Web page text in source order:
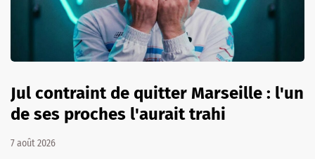
Jul contraint de quitter Marseille : l'un
de ses proches l'aurait trahi
7 août 2026